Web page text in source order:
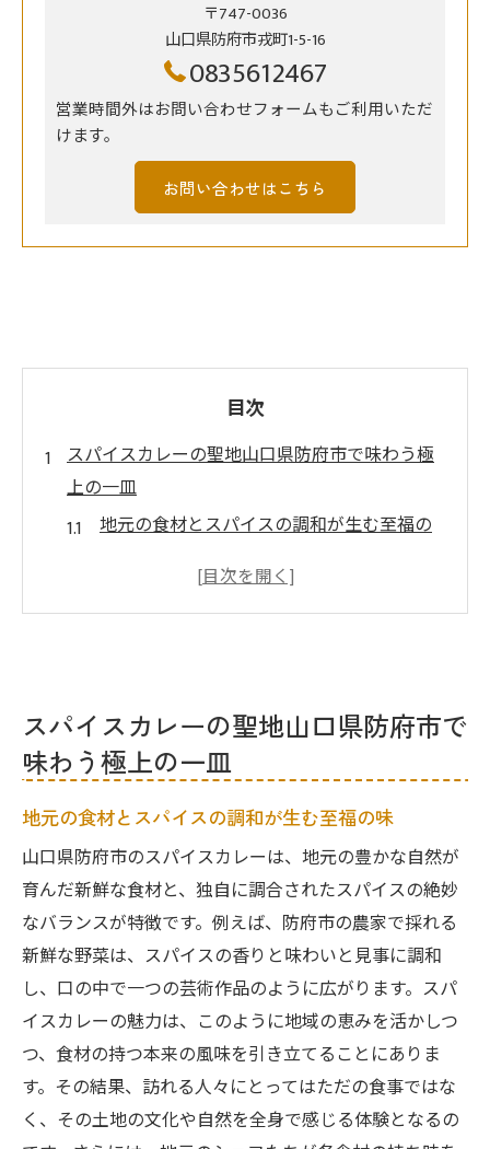
〒747-0036
山口県防府市戎町1-5-16
0835612467
営業時間外はお問い合わせフォームもご利用いただ
けます。
お問い合わせはこちら
目次
スパイスカレーの聖地山口県防府市で味わう極
上の一皿
地元の食材とスパイスの調和が生む至福の
訪問者に人気のカレーセットの秘密
一度食べたら忘れられない、特別なカレー
体験
地元食材を贅沢に使った防府市のスパイスカレ
ーの魅力
旬の野菜とスパイスの絶妙なコンビネーシ
ョン
地元の農家と連携した新鮮食材の供給
防府市が誇る特産品をふんだんに使用
スパイスが引き立てる食材の持ち味
食材選びに込められた店主の情熱
美味しさの鍵は地元にあり
独自のスパイス調合で生まれる防府市のカレー
スパイスカレーの聖地山口県防府市で
味わう極上の一皿
地元の食材とスパイスの調和が生む至福の味
山口県防府市のスパイスカレーは、地元の豊かな自然が
育んだ新鮮な食材と、独自に調合されたスパイスの絶妙
なバランスが特徴です。例えば、防府市の農家で採れる
新鮮な野菜は、スパイスの香りと味わいと見事に調和
し、口の中で一つの芸術作品のように広がります。スパ
イスカレーの魅力は、このように地域の恵みを活かしつ
つ、食材の持つ本来の風味を引き立てることにありま
す。その結果、訪れる人々にとってはただの食事ではな
く、その土地の文化や自然を全身で感じる体験となるの